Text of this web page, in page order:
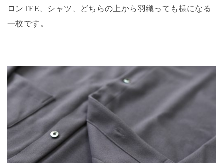
ロンTEE、シャツ、どちらの上から羽織っても様になる
一枚です。